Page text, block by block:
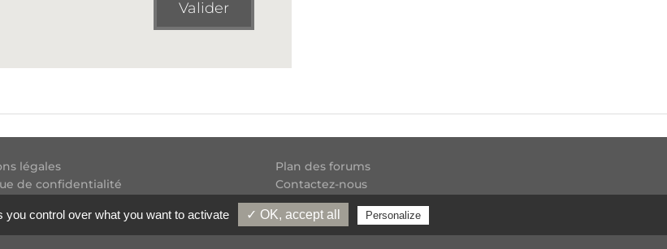
Valider
légales
de confidentialité
Plan des forums
Contactez-nous
Flux RSS
2026 Experatoo.com - Tous droits réservés
control over what you want to activate ✓ OK, accept all Personalize